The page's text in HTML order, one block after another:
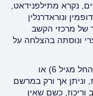
נקרא מתילפנידאט,
ונוראדרנלין
של מרכזי הקשב
ונוסתה בהצלחה על
הטיפול התרופתי בריטלין מיועד אך ורק לילדים (החל מגיל 6) או
וניתן אך ורק במרשם
כשם שאין